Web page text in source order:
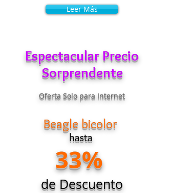
Leer Más
Espectacular Precio
Sorprendente
Oferta Solo para Internet
Beagle bicolor
hasta
33%
de Descuento